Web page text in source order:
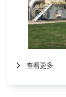
查看更多